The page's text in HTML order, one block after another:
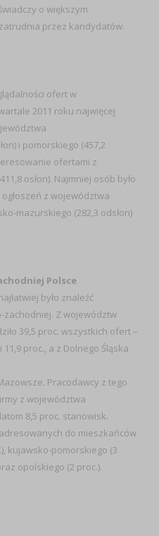
o większym
przez kandydatów.
ofert w
2011 roku najwięcej
i pomorskiego (457,2
ofertami z
osłon). Najmniej osób było
z województwa
mazurskiego (282,3 odsłon)
Polsce
było znaleźć
zachodniej. Z województw
39,5 proc. wszystkich ofert –
proc., a z Dolnego Śląska
Pracodawcy z tego
z województwa
8,5 proc. stanowisk.
do mieszkańców
kujawsko-pomorskiego (3
opolskiego (2 proc.).